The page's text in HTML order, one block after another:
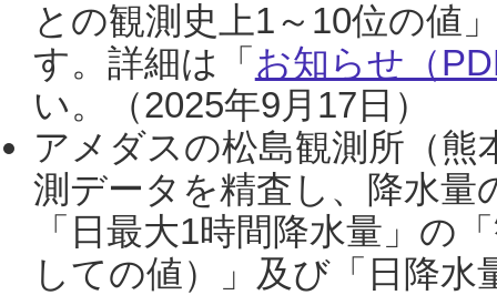
との観測史上1～10位の値
す。詳細は「 お知らせ（
い。（2025年9月17日）
アメダスの松島観測所（熊
測データを精査し、降水
「日最大1時間降水量」の
しての値）」及び「日降